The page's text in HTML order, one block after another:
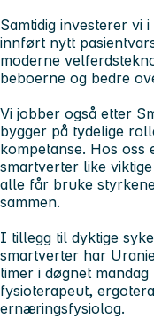
Samtidig investerer vi
innført nytt
moderne
beboerne og bedre
Vi jobber også etter
bygger på tydelige
kompetanse. Hos oss
smartverter like
alle får bruke
sammen.
I tillegg til dyktige
smartverter har
timer i døgnet
fysioterapeut,
ernæringsfysiolog.